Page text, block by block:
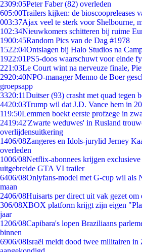
2309:05Peter Faber (82) overleden
605:00Trailers kijken: de bioscoopreleases
003:37Ajax veel te sterk voor Shelbourne,
102:34Nieuwkomers schitteren bij ruime
1900:45Random Pics van de Dag #1978
1522:04Ontslagen bij Halo Studios na
1922:01PS5-doos waarschuwt voor einde
221:03Le Court wint na nerveuze finale,
2920:40NPO-manager Menno de Boer
groepsapp
3320:11Duitser (93) crasht met quad tegen
4420:03Trump wil dat J.D. Vance hem in
119:50Lemmen boekt eerste profzege in
2419:42'Zwarte weduwes' in Rusland
overlijdensuitkering
1406/08Zangeres en Idols-jurylid Jerney
overleden
1006/08Netflix-abonnees krijgen exclusieve
uitgebreide GTA VI trailer
6406/08Onlyfans-model met G-cup wil als
maan
2406/08Huisarts per direct uit vak gezet
306/08XBOX platform krijgt zijn eigen
jaar
1206/08Capibara's lopen Braziliaans
binnen
6906/08Israël meldt dood twee militairen